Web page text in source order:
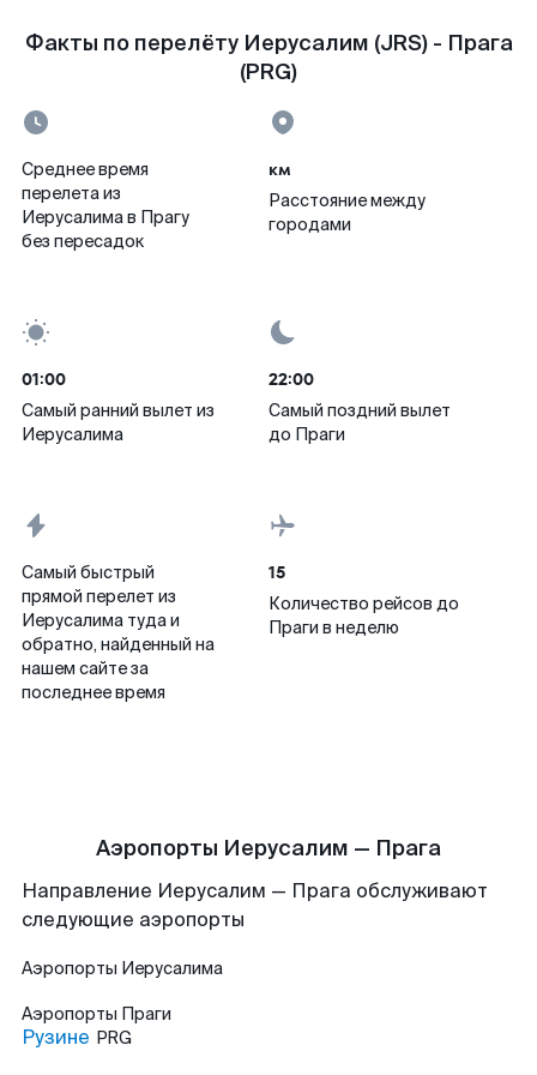
Факты по перелёту Иерусалим (JRS) - Прага
(PRG)
Среднее время
перелета из
Иерусалима в Прагу
без пересадок
км
Расстояние между
городами
01:00
Самый ранний вылет из
Иерусалима
22:00
Самый поздний вылет
до Праги
Самый быстрый
прямой перелет из
Иерусалима туда и
обратно, найденный на
нашем сайте за
последнее время
15
Количество рейсов до
Праги в неделю
Аэропорты Иерусалим — Прага
Направление Иерусалим — Прага обслуживают
следующие аэропорты
Аэропорты Иерусалима
Аэропорты Праги
Рузине PRG